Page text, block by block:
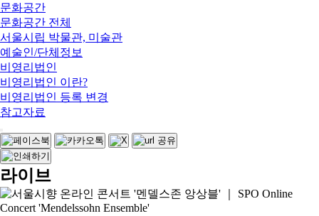
문화공간
문화공간 전체
서울시립 박물관, 미술관
예술인/단체정보
비영리법인
비영리법인 이란?
비영리법인 등록 변경
참고자료
라이브